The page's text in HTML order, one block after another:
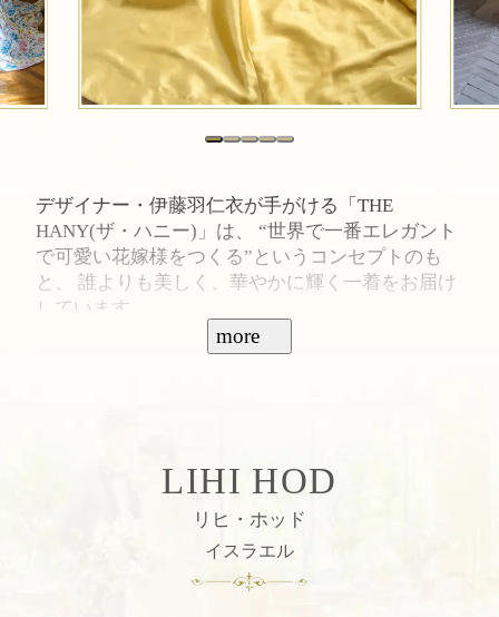
デザイナー・伊藤羽仁衣が手がける「THE
HANY(ザ・ハニー)」は、 “世界で一番エレガント
で可愛い花嫁様をつくる”というコンセプトのも
と、 誰よりも美しく、華やかに輝く一着をお届け
しています。
THE HANYのドレスは、カラフルでロマンティッ
クなカラードレスから、 上品で洗練されたウェデ
“身にまとうだけで幸せになれる”――そんな特別
な瞬間を、すべての花嫁へ。
2025.5.26 HANY INTERNATIONAL
more
LIHI HOD
リヒ・ホッド
イスラエル